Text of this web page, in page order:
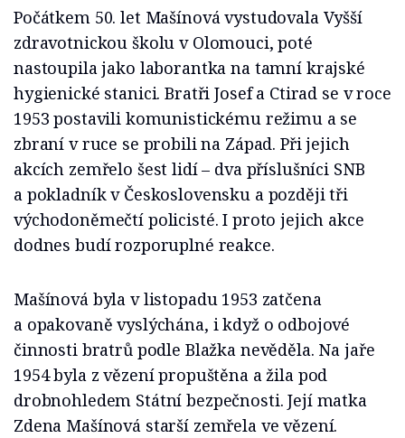
Počátkem 50. let Mašínová vystudovala Vyšší
zdravotnickou školu v Olomouci, poté
nastoupila jako laborantka na tamní krajské
hygienické stanici. Bratři Josef a Ctirad se v roce
1953 postavili komunistickému režimu a se
zbraní v ruce se probili na Západ. Při jejich
akcích zemřelo šest lidí – dva příslušníci SNB
a pokladník v Československu a později tři
východoněmečtí policisté. I proto jejich akce
dodnes budí rozporuplné reakce.
Mašínová byla v listopadu 1953 zatčena
a opakovaně vyslýchána, i když o odbojové
činnosti bratrů podle Blažka nevěděla. Na jaře
1954 byla z vězení propuštěna a žila pod
drobnohledem Státní bezpečnosti. Její matka
Zdena Mašínová starší zemřela ve vězení.